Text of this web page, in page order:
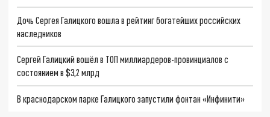
Дочь Сергея Галицкого вошла в рейтинг богатейших российских
наследников
Сергей Галицкий вошёл в ТОП миллиардеров-провинциалов с
состоянием в $3,2 млрд
В краснодарском парке Галицкого запустили фонтан «Инфинити»